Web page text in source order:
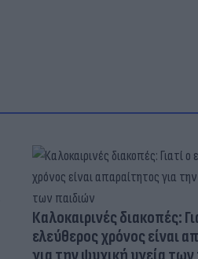
Καλοκαιρινές διακοπές:
ελεύθερος χρόνος είναι